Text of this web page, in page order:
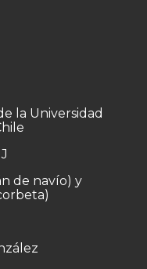
la Universidad
de navío) y